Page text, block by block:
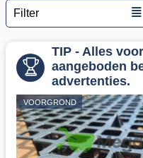
Filter ≣
TIP - Alles
aangeboden
advertenties.
VOORGROND